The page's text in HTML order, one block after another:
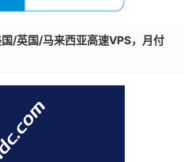
/英国/马来西亚高速VPS，月付